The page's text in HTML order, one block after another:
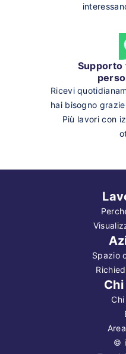
Supporto
Ricevi
hai bisogno
Più lavori con
Spazio
©